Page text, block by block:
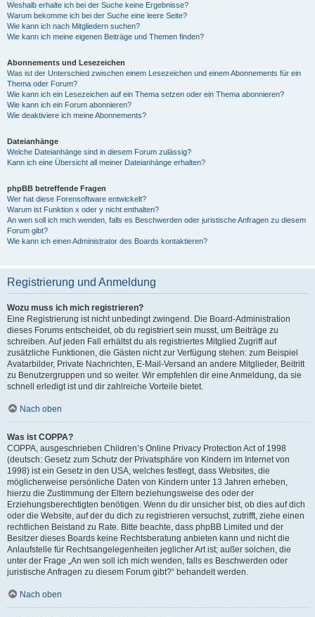
Weshalb erhalte ich bei der Suche keine Ergebnisse?
Warum bekomme ich bei der Suche eine leere Seite?
Wie kann ich nach Mitgliedern suchen?
Wie kann ich meine eigenen Beiträge und Themen finden?
Abonnements und Lesezeichen
Was ist der Unterschied zwischen einem Lesezeichen und einem Abonnements für ein
Thema oder Forum?
Wie kann ich ein Lesezeichen auf ein Thema setzen oder ein Thema abonnieren?
Wie kann ich ein Forum abonnieren?
Wie deaktiviere ich meine Abonnements?
Dateianhänge
Welche Dateianhänge sind in diesem Forum zulässig?
Kann ich eine Übersicht all meiner Dateianhänge erhalten?
phpBB betreffende Fragen
Wer hat diese Forensoftware entwickelt?
Warum ist Funktion x oder y nicht enthalten?
An wen soll ich mich wenden, falls es Beschwerden oder juristische Anfragen zu diesem
Forum gibt?
Wie kann ich einen Administrator des Boards kontaktieren?
Registrierung und Anmeldung
Wozu muss ich mich registrieren?
Eine Registrierung ist nicht unbedingt zwingend. Die Board-Administration
dieses Forums entscheidet, ob du registriert sein musst, um Beiträge zu
schreiben. Auf jeden Fall erhältst du als registriertes Mitglied Zugriff auf
zusätzliche Funktionen, die Gästen nicht zur Verfügung stehen: zum Beispiel
Avatarbilder, Private Nachrichten, E-Mail-Versand an andere Mitglieder, Beitritt
zu Benutzergruppen und so weiter. Wir empfehlen dir eine Anmeldung, da sie
schnell erledigt ist und dir zahlreiche Vorteile bietet.
Nach oben
Was ist COPPA?
COPPA, ausgeschrieben Children’s Online Privacy Protection Act of 1998
(deutsch: Gesetz zum Schutz der Privatsphäre von Kindern im Internet von
1998) ist ein Gesetz in den USA, welches festlegt, dass Websites, die
möglicherweise persönliche Daten von Kindern unter 13 Jahren erheben,
hierzu die Zustimmung der Eltern beziehungsweise des oder der
Erziehungsberechtigten benötigen. Wenn du dir unsicher bist, ob dies auf dich
oder die Website, auf der du dich zu registrieren versuchst, zutrifft, ziehe einen
rechtlichen Beistand zu Rate. Bitte beachte, dass phpBB Limited und der
Besitzer dieses Boards keine Rechtsberatung anbieten kann und nicht die
Anlaufstelle für Rechtsangelegenheiten jeglicher Art ist; außer solchen, die
unter der Frage „An wen soll ich mich wenden, falls es Beschwerden oder
juristische Anfragen zu diesem Forum gibt?“ behandelt werden.
Nach oben